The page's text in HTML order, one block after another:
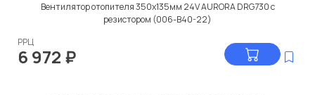
Вентилятор отопителя 350x135мм 24V AURORA DRG730 с
резистором (006-B40-22)
РРЦ
6 972 ₽